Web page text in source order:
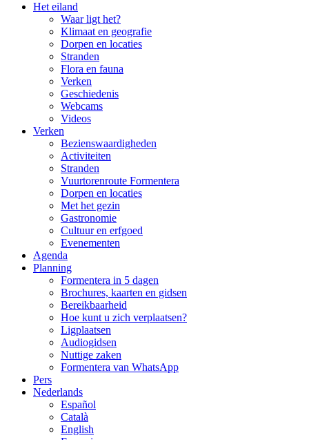
Het eiland
Waar ligt het?
Klimaat en geografie
Dorpen en locaties
Stranden
Flora en fauna
Verken
Geschiedenis
Webcams
Videos
Verken
Bezienswaardigheden
Activiteiten
Stranden
Vuurtorenroute Formentera
Dorpen en locaties
Met het gezin
Gastronomie
Cultuur en erfgoed
Evenementen
Agenda
Planning
Formentera in 5 dagen
Brochures, kaarten en gidsen
Bereikbaarheid
Hoe kunt u zich verplaatsen?
Ligplaatsen
Audiogidsen
Nuttige zaken
Formentera van WhatsApp
Pers
Nederlands
Español
Català
English